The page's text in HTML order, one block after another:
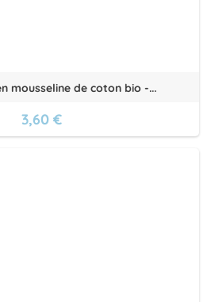
mousseline de coton bio -...
3,60 €